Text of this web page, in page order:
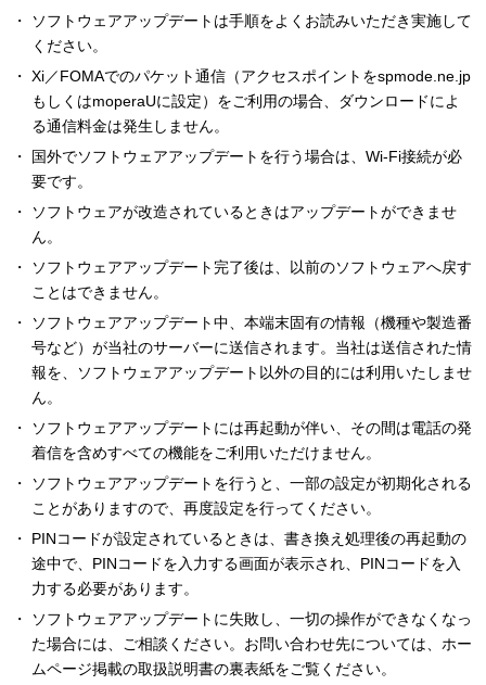
ソフトウェアアップデートは手順をよくお読みいただき実施して
ください。
Xi／FOMAでのパケット通信（アクセスポイントをspmode.ne.jp
もしくはmoperaUに設定）をご利用の場合、ダウンロードによ
る通信料金は発生しません。
国外でソフトウェアアップデートを行う場合は、Wi-Fi接続が必
要です。
ソフトウェアが改造されているときはアップデートができませ
ん。
ソフトウェアアップデート完了後は、以前のソフトウェアへ戻す
ことはできません。
ソフトウェアアップデート中、本端末固有の情報（機種や製造番
号など）が当社のサーバーに送信されます。当社は送信された情
報を、ソフトウェアアップデート以外の目的には利用いたしませ
ん。
ソフトウェアアップデートには再起動が伴い、その間は電話の発
着信を含めすべての機能をご利用いただけません。
ソフトウェアアップデートを行うと、一部の設定が初期化される
ことがありますので、再度設定を行ってください。
PINコードが設定されているときは、書き換え処理後の再起動の
途中で、PINコードを入力する画面が表示され、PINコードを入
力する必要があります。
ソフトウェアアップデートに失敗し、一切の操作ができなくなっ
た場合には、ご相談ください。お問い合わせ先については、ホー
ムページ掲載の取扱説明書の裏表紙をご覧ください。